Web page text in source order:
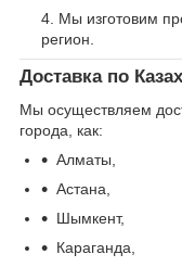
Мы изготовим
регион.
Доставка по
Мы осуществляем
города, как:
Алматы,
Астана,
Шымкент,
Караганда,